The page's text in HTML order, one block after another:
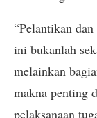
“Pelantikan
ini bukanlah
melainkan
makna penting
pelaksanaan